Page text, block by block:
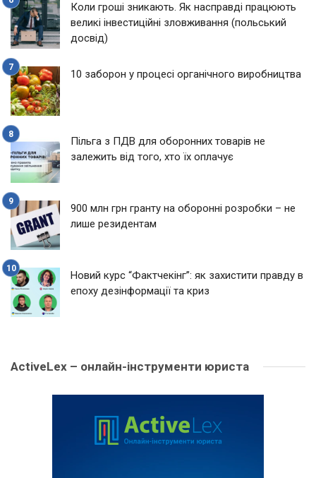
Коли гроші зникають. Як насправді працюють
великі інвестиційні зловживання (польський
досвід)
10 заборон у процесі органічного виробництва
Пільга з ПДВ для оборонних товарів не
залежить від того, хто їх оплачує
900 млн грн гранту на оборонні розробки – не
лише резидентам
Новий курс “Фактчекінг”: як захистити правду в
епоху дезінформації та криз
ActiveLex – онлайн-інструменти юриста